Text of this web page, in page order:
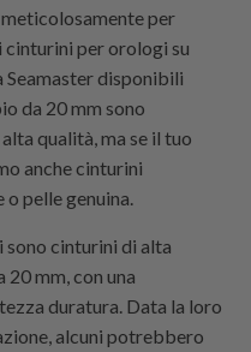
per
per orologi su
Seamaster disponibili
da 20 mm sono
qualità, ma se il tuo
anche cinturini
pelle genuina.
sono cinturini di alta
mm, con una
duratura. Data la loro
alcuni potrebbero